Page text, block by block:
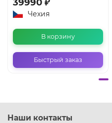
Чехия
В корзину
Быстрый заказ
Наши контакты